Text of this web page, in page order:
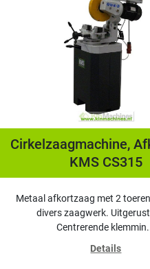
Cirkelzaagmachine,
KMS CS315
Metaal afkortzaag met 2
divers zaagwerk.
Centrerende
Details